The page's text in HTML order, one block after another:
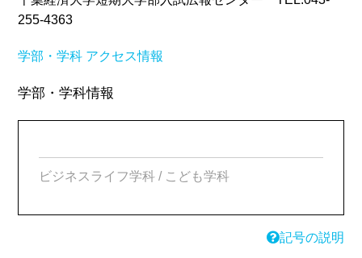
255-4363
学部・学科 アクセス情報
学部・学科情報
ビジネスライフ学科 / こども学科
記号の説明